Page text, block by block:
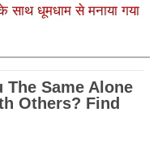
धूमधाम से मनाया गया